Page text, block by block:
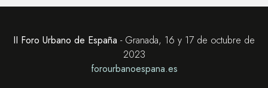
II Foro Urbano de España - Granada, 16 y 17 de octubre de
2023
forourbanoespana.es